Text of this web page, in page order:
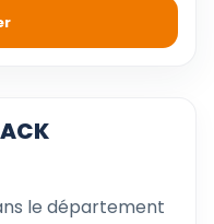
le département